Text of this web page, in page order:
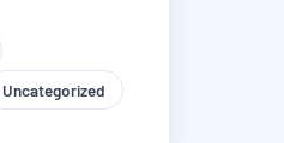
Uncategorized